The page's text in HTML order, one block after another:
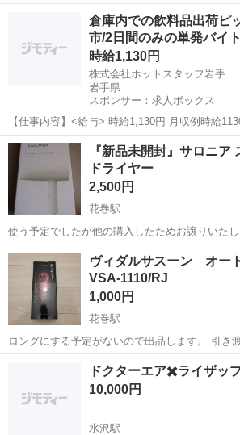
前潟駅 美容家電 ヘア
倉庫内での飲料品出荷ピ
市/2日間のみの単発バイ
時給1,130円
株式会社ホットスタッフ岩手
岩手県
スポンサー：求人ボックス
【仕事内容】<給与> 時給1,130円 月収例時給
=14,973円 〇交通費別途支給 <即払い制度あり>
内、1000円単位で申請可能! 申請日から最短当
り) <飲料...
アルバイト・パート / 派遣社員
『新品未開封』サロニア
ドライヤー
2,500円
花巻駅
使う予定でしたが他の購入したためお譲りいたします。 ※箱
がありますが、商品自体は未開封品にの未使用になり
お取引希望です。
岩手 花巻市 花巻駅 サロ
ヴィダルサスーン オー
VSA-1110/RJ
1,000円
花巻駅
ロングにする予定がないので出品します。 引き
時以降 土日 10時~18時 よろしくお願いいたし
花巻駅 VSA
ドクターエア✖️ライザッ
10,000円
水沢駅